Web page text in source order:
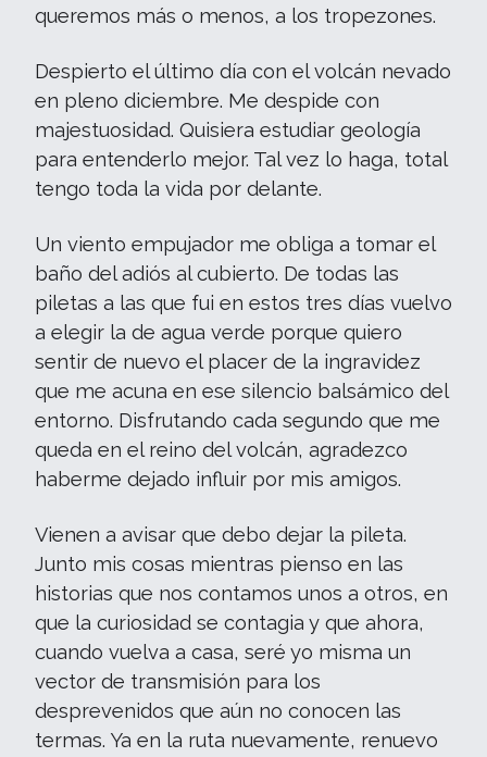
queremos más o menos, a los tropezones.
Despierto el último día con el volcán nevado
en pleno diciembre. Me despide con
majestuosidad. Quisiera estudiar geología
para entenderlo mejor. Tal vez lo haga, total
tengo toda la vida por delante.
Un viento empujador me obliga a tomar el
baño del adiós al cubierto. De todas las
piletas a las que fui en estos tres días vuelvo
a elegir la de agua verde porque quiero
sentir de nuevo el placer de la ingravidez
que me acuna en ese silencio balsámico del
entorno. Disfrutando cada segundo que me
queda en el reino del volcán, agradezco
haberme dejado influir por mis amigos.
Vienen a avisar que debo dejar la pileta.
Junto mis cosas mientras pienso en las
historias que nos contamos unos a otros, en
que la curiosidad se contagia y que ahora,
cuando vuelva a casa, seré yo misma un
vector de transmisión para los
desprevenidos que aún no conocen las
termas. Ya en la ruta nuevamente, renuevo